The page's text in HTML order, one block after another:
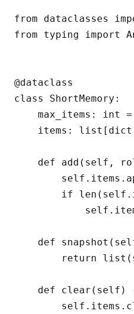
from dataclasses
from typing import
@dataclass
class ShortMemory:
max_items: int =
items:
def add(self,
if
def
return
def clear(self)